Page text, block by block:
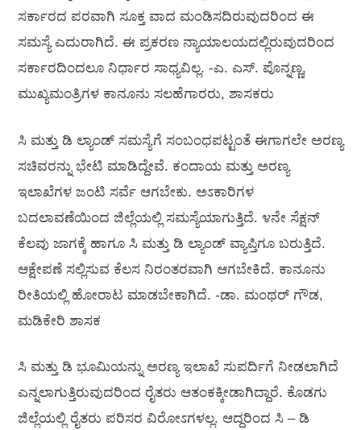
ಸರ್ಕಾರದ ಪರವಾಗಿ ಸೂಕ್ತ ವಾದ ಮಂಡಿಸದಿರುವುದರಿಂದ ಈ
ಸಮಸ್ಯೆ ಎದುರಾಗಿದೆ. ಈ ಪ್ರಕರಣ ನ್ಯಾಯಾಲಯದಲ್ಲಿರುವುದರಿಂದ
ಸರ್ಕಾರದಿಂದಲೂ ನಿರ್ಧಾರ ಸಾಧ್ಯವಿಲ್ಲ. -ಎ. ಎಸ್. ಪೊನ್ನಣ್ಣ,
ಮುಖ್ಯಮಂತ್ರಿಗಳ ಕಾನೂನು ಸಲಹೆಗಾರರು, ಶಾಸಕರು
ಸಿ ಮತ್ತು ಡಿ ಲ್ಯಾಂಡ್ ಸಮಸ್ಯೆಗೆ ಸಂಬಂಧಪಟ್ಟಂತೆ ಈಗಾಗಲೇ ಅರಣ್ಯ
ಸಚಿವರನ್ನು ಭೇಟಿ ಮಾಡಿದ್ದೇವೆ. ಕಂದಾಯ ಮತ್ತು ಅರಣ್ಯ
ಇಲಾಖೆಗಳ ಜಂಟಿ ಸರ್ವೆ ಆಗಬೇಕು. ಅಽಕಾರಿಗಳ
ಬದಲಾವಣೆಯಿಂದ ಜಿಲ್ಲೆಯಲ್ಲಿ ಸಮಸ್ಯೆಯಾಗುತ್ತಿದೆ. ೪ನೇ ಸೆಕ್ಷನ್
ಕೆಲವು ಜಾಗಕ್ಕೆ ಹಾಗೂ ಸಿ ಮತ್ತು ಡಿ ಲ್ಯಾಂಡ್ ವ್ಯಾಪ್ತಿಗೂ ಬರುತ್ತಿದೆ.
ಆಕ್ಷೇಪಣೆ ಸಲ್ಲಿಸುವ ಕೆಲಸ ನಿರಂತರವಾಗಿ ಆಗಬೇಕಿದೆ. ಕಾನೂನು
ರೀತಿಯಲ್ಲಿ ಹೋರಾಟ ಮಾಡಬೇಕಾಗಿದೆ. -ಡಾ. ಮಂಥರ್ ಗೌಡ,
ಮಡಿಕೇರಿ ಶಾಸಕ
ಸಿ ಮತ್ತು ಡಿ ಭೂಮಿಯನ್ನು ಅರಣ್ಯ ಇಲಾಖೆ ಸುಪರ್ದಿಗೆ ನೀಡಲಾಗಿದೆ
ಎನ್ನಲಾಗುತ್ತಿರುವುದರಿಂದ ರೈತರು ಆತಂಕಕ್ಕೀಡಾಗಿದ್ದಾರೆ. ಕೊಡಗು
ಜಿಲ್ಲೆಯಲ್ಲಿ ರೈತರು ಪರಿಸರ ವಿರೋಽಗಳಲ್ಲ. ಆದ್ದರಿಂದ ಸಿ – ಡಿ